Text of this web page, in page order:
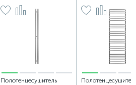
Полотенцесушитель